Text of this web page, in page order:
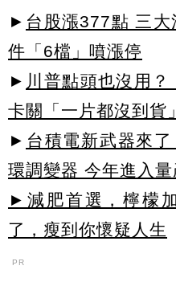
► 台股漲377點 三
件「6檔」噴漲停
► 川普點頭也沒用
卡關「一片都沒到貨」
► 台積電新武器來
環調變器 今年進入量
►減肥首選，檸檬
了，瘦到你懷疑人生
PR